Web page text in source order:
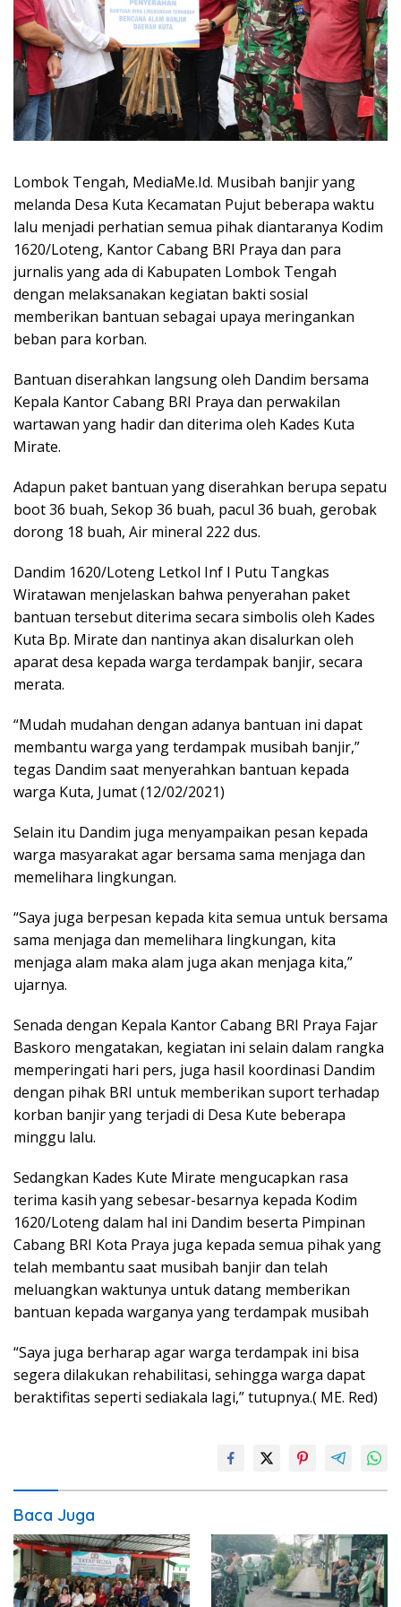
Lombok Tengah, MediaMe.Id. Musibah banjir yang
melanda Desa Kuta Kecamatan Pujut beberapa waktu
lalu menjadi perhatian semua pihak diantaranya Kodim
1620/Loteng, Kantor Cabang BRI Praya dan para
jurnalis yang ada di Kabupaten Lombok Tengah
dengan melaksanakan kegiatan bakti sosial
memberikan bantuan sebagai upaya meringankan
beban para korban.
Bantuan diserahkan langsung oleh Dandim bersama
Kepala Kantor Cabang BRI Praya dan perwakilan
wartawan yang hadir dan diterima oleh Kades Kuta
Mirate.
Adapun paket bantuan yang diserahkan berupa sepatu
boot 36 buah, Sekop 36 buah, pacul 36 buah, gerobak
dorong 18 buah, Air mineral 222 dus.
Dandim 1620/Loteng Letkol Inf I Putu Tangkas
Wiratawan menjelaskan bahwa penyerahan paket
bantuan tersebut diterima secara simbolis oleh Kades
Kuta Bp. Mirate dan nantinya akan disalurkan oleh
aparat desa kepada warga terdampak banjir, secara
merata.
“Mudah mudahan dengan adanya bantuan ini dapat
membantu warga yang terdampak musibah banjir,”
tegas Dandim saat menyerahkan bantuan kepada
warga Kuta, Jumat (12/02/2021)
Selain itu Dandim juga menyampaikan pesan kepada
warga masyarakat agar bersama sama menjaga dan
memelihara lingkungan.
“Saya juga berpesan kepada kita semua untuk bersama
sama menjaga dan memelihara lingkungan, kita
menjaga alam maka alam juga akan menjaga kita,”
ujarnya.
Senada dengan Kepala Kantor Cabang BRI Praya Fajar
Baskoro mengatakan, kegiatan ini selain dalam rangka
memperingati hari pers, juga hasil koordinasi Dandim
dengan pihak BRI untuk memberikan suport terhadap
korban banjir yang terjadi di Desa Kute beberapa
minggu lalu.
Sedangkan Kades Kute Mirate mengucapkan rasa
terima kasih yang sebesar-besarnya kepada Kodim
1620/Loteng dalam hal ini Dandim beserta Pimpinan
Cabang BRI Kota Praya juga kepada semua pihak yang
telah membantu saat musibah banjir dan telah
meluangkan waktunya untuk datang memberikan
bantuan kepada warganya yang terdampak musibah
“Saya juga berharap agar warga terdampak ini bisa
segera dilakukan rehabilitasi, sehingga warga dapat
beraktifitas seperti sediakala lagi,” tutupnya.( ME. Red)
Baca Juga